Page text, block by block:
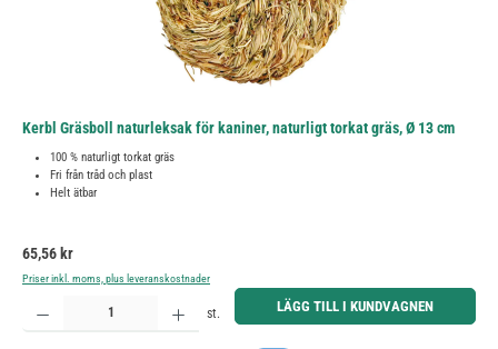
Kerbl Gräsboll naturleksak för kaniner, naturligt torkat gräs, Ø 13 cm
100 % naturligt torkat gräs
Fri från tråd och plast
Helt ätbar
Ordinarie pris:
65,56 kr
Priser inkl. moms, plus leveranskostnader
Produktkvantitet: Ange önskat belopp eller använd knapparna för att öka eller minska kvantiteten.
st. LÄGG TILL I KUNDVAGNEN